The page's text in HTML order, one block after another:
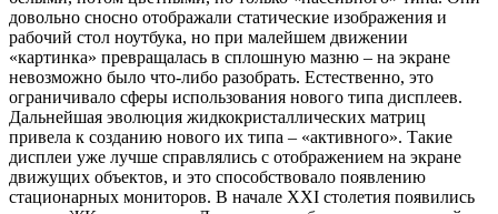
довольно сносно отображали статические изображения и
рабочий стол ноутбука, но при малейшем движении
«картинка» превращалась в сплошную мазню – на экране
невозможно было что-либо разобрать. Естественно, это
ограничивало сферы использования нового типа дисплеев.
Дальнейшая эволюция жидкокристаллических матриц
привела к созданию нового их типа – «активного». Такие
дисплеи уже лучше справлялись с отображением на экране
движущих объектов, и это способствовало появлению
стационарных мониторов. В начале ХХI столетия появились